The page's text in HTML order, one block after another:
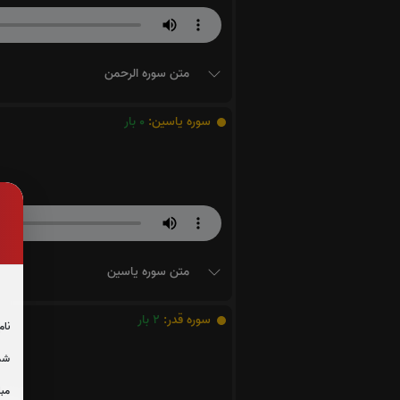
متن سوره الرحمن
سوره یاسین: 0 بار
متن سوره یاسین
سوره قدر: 2 بار